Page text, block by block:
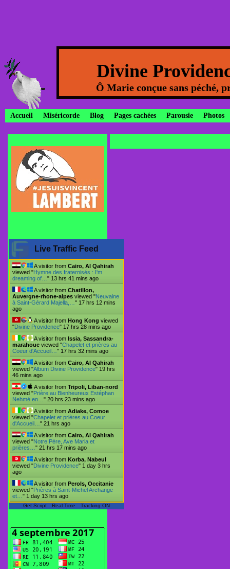
Divine
Ô Marie conçue sans péché,
Accueil Miséricorde Blog Pages cachées Parousie Photos
Live Traffic Feed
A visitor from Cairo, Al Qahirah
viewed "Hymne des fraternisés : I'm
dreaming of… " 13 hrs 41 mins ago
A visitor from Chatillon,
Auvergne-rhone-alpes viewed "Neuvaine
à Saint-Gérard Majella,… " 17 hrs 12 mins
ago
A visitor from Hong Kong viewed
"Divine Providence" 17 hrs 28 mins ago
A visitor from Issia, Sassandra-
marahoue viewed "Chapelet et prières au
Coeur d'Accueil… " 17 hrs 32 mins ago
A visitor from Cairo, Al Qahirah
viewed "Album Divine Providence" 19 hrs
46 mins ago
A visitor from Tripoli, Liban-nord
viewed "Prière au Bienheureux Estéphan
Nehmé en… " 20 hrs 24 mins ago
A visitor from Adiake, Comoe
viewed "Chapelet et prières au Coeur
d'Accueil… " 21 hrs ago
A visitor from Cairo, Al Qahirah
viewed "Notre Père, Ave Maria et
prières… " 21 hrs 17 mins ago
A visitor from Korba, Nabeul
viewed "Divine Providence" 1 day 3 hrs
ago
A visitor from Perols, Occitanie
viewed "Prières à Saint-Michel Archange
et… " 1 day 13 hrs ago
Get Script Real Time Tracking ON